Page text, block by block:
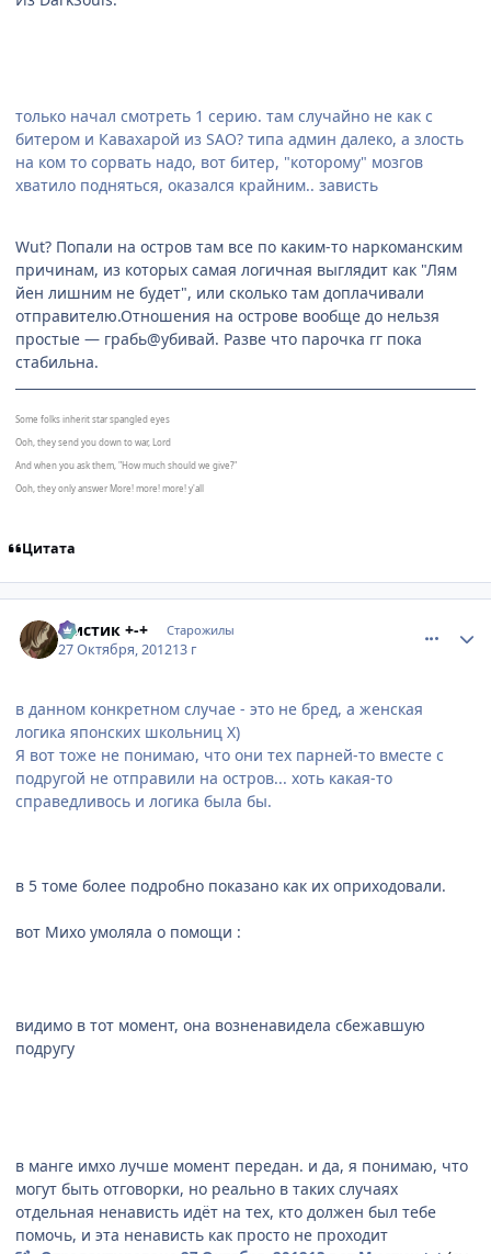
только начал смотреть 1 серию. там случайно не как с
битером и Кавахарой из SAO? типа админ далеко, а злость
на ком то сорвать надо, вот битер, "которому" мозгов
хватило подняться, оказался крайним.. зависть
Wut? Попали на остров там все по каким-то наркоманским
причинам, из которых самая логичная выглядит как "Лям
йен лишним не будет", или сколько там доплачивали
отправителю.Отношения на острове вообще до нельзя
простые — грабь@убивай. Разве что парочка гг пока
стабильна.
Some folks inherit star spangled eyes
Ooh, they send you down to war, Lord
And when you ask them, "How much should we give?"
Ooh, they only answer More! more! more! y'all
Цитата
Мистик +-+ Старожилы
27 Октября, 201213 г
в данном конкретном случае - это не бред, а женская
логика японских школьниц Х)
Я вот тоже не понимаю, что они тех парней-то вместе с
подругой не отправили на остров... хоть какая-то
справедливось и логика была бы.
в 5 томе более подробно показано как их оприходовали.
вот Михо умоляла о помощи :
видимо в тот момент, она возненавидела сбежавшую
подругу
в манге имхо лучше момент передан. и да, я понимаю, что
могут быть отговорки, но реально в таких случаях
отдельная ненависть идёт на тех, кто должен был тебе
помочь, и эта ненависть как просто не проходит